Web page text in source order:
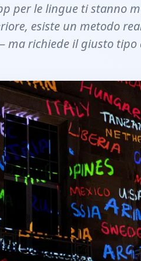
per le lingue ti stanno
esiste un metodo
ma richiede il giusto tipo